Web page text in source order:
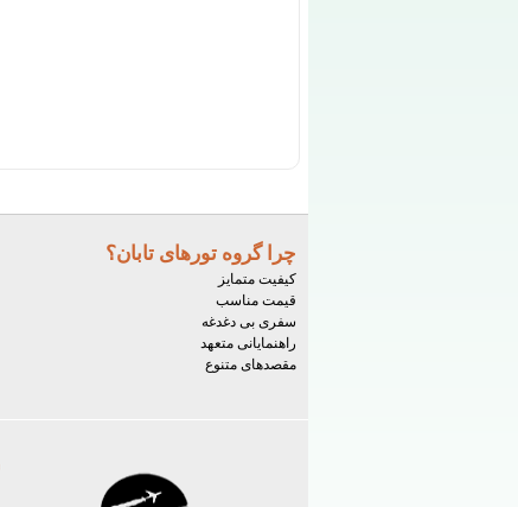
چرا گروه تورهای تابان؟
کیفیت متمایز
قیمت مناسب
سفری بی دغدغه
راهنمایانی متعهد
مقصدهای متنوع